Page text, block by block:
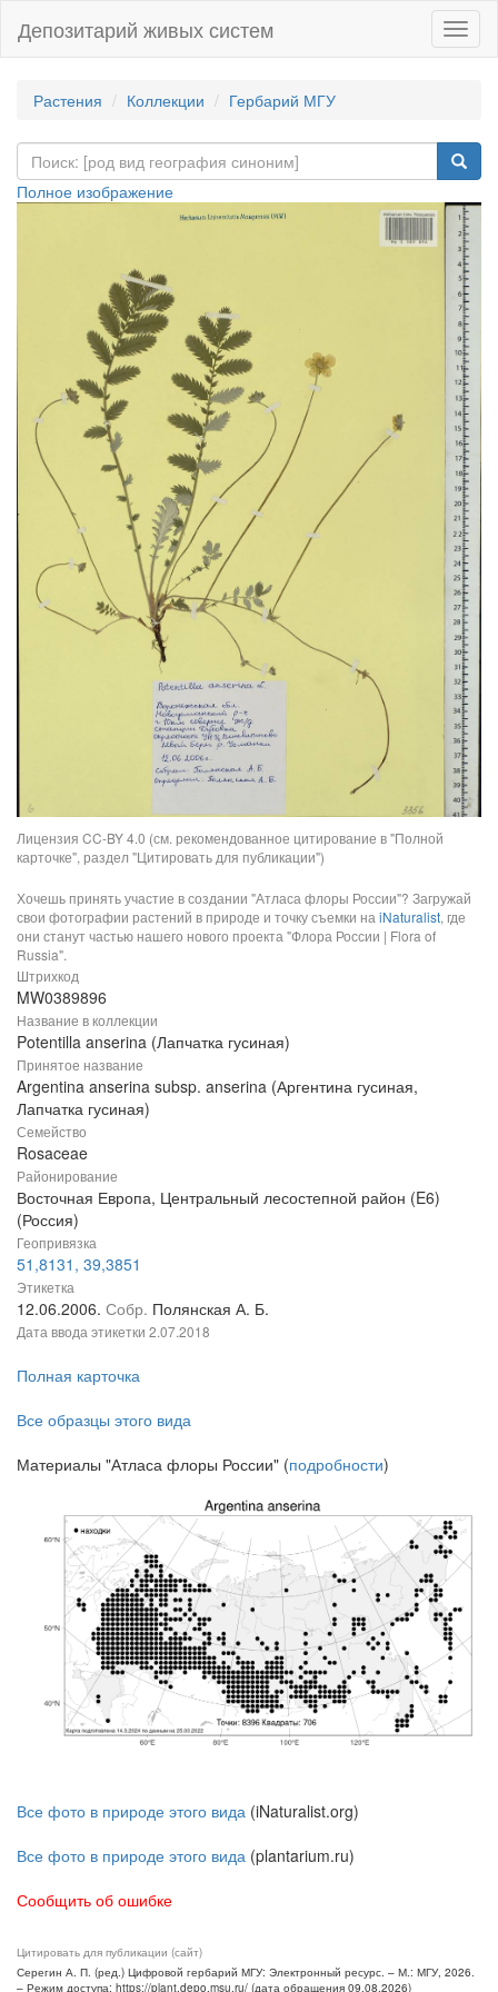
Депозитарий живых систем
Растения Коллекции Гербарий МГУ
Полное изображение
Лицензия CC-BY 4.0 (см. рекомендованное цитирование в "Полной
карточке", раздел "Цитировать для публикации")
Хочешь принять участие в создании "Атласа флоры России"? Загружай
свои фотографии растений в природе и точку съемки на iNaturalist, где
они станут частью нашего нового проекта "Флора России | Flora of
Russia".
Штрихкод
MW0389896
Название в коллекции
Potentilla anserina (Лапчатка гусиная)
Принятое название
Argentina anserina subsp. anserina (Аргентина гусиная,
Лапчатка гусиная)
Семейство
Rosaceae
Районирование
Восточная Европа, Центральный лесостепной район (E6)
(Россия)
Геопривязка
51,8131, 39,3851
Этикетка
12.06.2006. Собр. Полянская А. Б.
Дата ввода этикетки 2.07.2018
Полная карточка
Все образцы этого вида
Материалы "Атласа флоры России" (подробности)
Все фото в природе этого вида (iNaturalist.org)
Все фото в природе этого вида (plantarium.ru)
Сообщить об ошибке
Цитировать для публикации (сайт)
Серегин А. П. (ред.) Цифровой гербарий МГУ: Электронный ресурс. – М.: МГУ, 2026.
– Режим доступа: https://plant.depo.msu.ru/ (дата обращения 09.08.2026)